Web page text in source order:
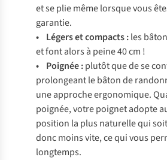
et se plie même lorsque vous
garantie.
• Légers et compacts :les
et font alors à peine 40 cm !
• Poignée :plutôt que de se
prolongeant le bâton de
une approche ergonomique.
poignée, votre poignet adopte
position la plus naturelle qui
donc moins vite, ce qui vous
longtemps.